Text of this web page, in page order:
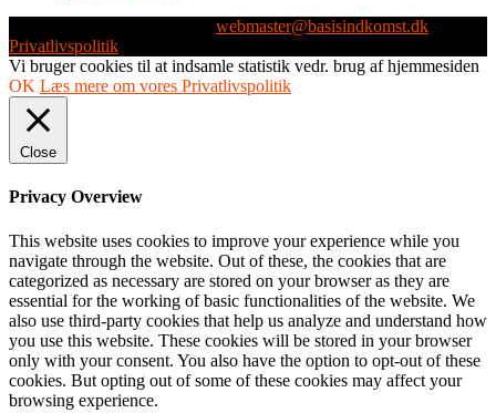
webmaster@basisindkomst.dk
Privatlivspolitik
Vi bruger cookies til at indsamle statistik vedr. brug af hjemmesiden
OK Læs mere om vores Privatlivspolitik
Close
Privacy Overview
This website uses cookies to improve your experience while you
navigate through the website. Out of these, the cookies that are
categorized as necessary are stored on your browser as they are
essential for the working of basic functionalities of the website. We
also use third-party cookies that help us analyze and understand how
you use this website. These cookies will be stored in your browser
only with your consent. You also have the option to opt-out of these
cookies. But opting out of some of these cookies may affect your
browsing experience.